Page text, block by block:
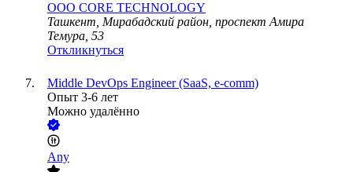
ООО CORE TECHNOLOGY
Ташкент, Мирабадский район, проспект Амира
Темура, 53
Откликнуться
Middle DevOps Engineer (SaaS, e-comm)
Опыт 3-6 лет
Можно удалённо
Any